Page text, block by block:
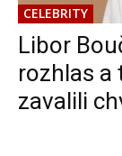
CELEBRITY
Libor
rozhlas a
zavalili